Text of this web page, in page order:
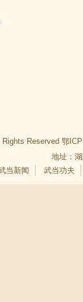
Reserved 鄂
地址：
当新闻 武当功夫